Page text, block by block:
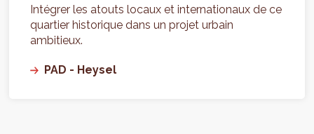
Intégrer les atouts locaux et internationaux de ce
quartier historique dans un projet urbain
ambitieux.
PAD - Heysel